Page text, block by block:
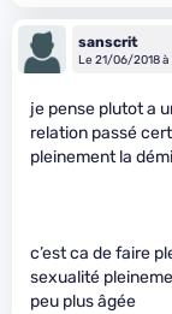
sanscrit
Le 21/06/2018 à
je pense plutot a
relation passé
pleinement la
c’est ca de faire
sexualité
peu plus âgée